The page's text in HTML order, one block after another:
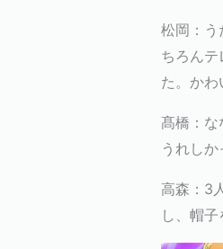
松岡：う
ちろん
た。か
髙橋：な
うれしか
高森：3
し、帽